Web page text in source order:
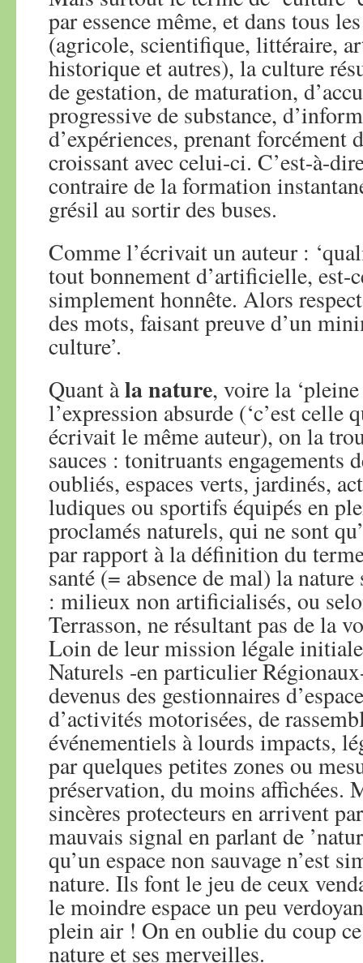
par essence même, et dans tous
(agricole, scientifique, littéraire,
historique et autres), la culture
de gestation, de maturation,
progressive de substance,
d’expériences, prenant forcément
croissant avec celui-ci. C’est-à-
contraire de la formation
grésil au sortir des buses.
Comme l’écrivait un auteur :
tout bonnement d’artificielle, est-
simplement honnête. Alors
des mots, faisant preuve d’un
culture’.
Quant àla nature, voire la
l’expression absurde (‘c’est celle
écrivait le même auteur), on la
sauces : tonitruants engagements
oubliés, espaces verts, jardinés,
ludiques ou sportifs équipés en
proclamés naturels, qui ne sont
par rapport à la définition du
santé (= absence de mal) la
: milieux non artificialisés, ou
Terrasson, ne résultant pas de la
Loin de leur mission légale
Naturels -en particulier
devenus des gestionnaires
d’activités motorisées, de
événementiels à lourds impacts,
par quelques petites zones ou
préservation, du moins affichées.
sincères protecteurs en arrivent
mauvais signal en parlant de
qu’un espace non sauvage n’est
nature. Ils font le jeu de ceux
le moindre espace un peu
plein air ! On en oublie du coup
nature et ses merveilles.